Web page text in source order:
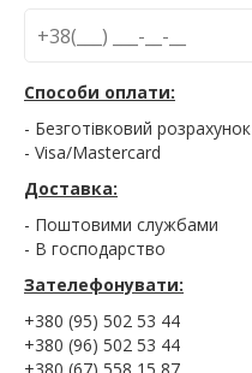
Способи оплати:
- Безготівковий розрахунок
- Visa/Mastercard
Доставка:
- Поштовими службами
- В господарство
Зателефонувати:
+380 (95) 502 53 44
+380 (96) 502 53 44